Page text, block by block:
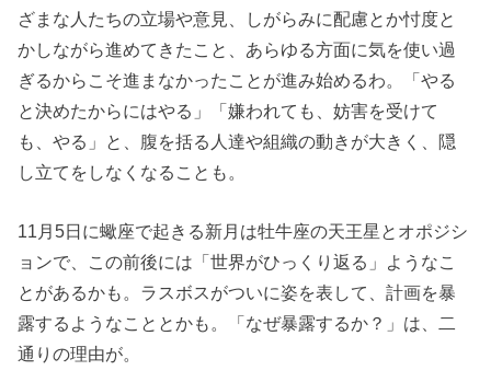
ざまな人たちの立場や意見、しがらみに配慮とか忖度と
かしながら進めてきたこと、あらゆる方面に気を使い過
ぎるからこそ進まなかったことが進み始めるわ。「やる
と決めたからにはやる」「嫌われても、妨害を受けて
も、やる」と、腹を括る人達や組織の動きが大きく、隠
し立てをしなくなることも。
11月5日に蠍座で起きる新月は牡牛座の天王星とオポジシ
ョンで、この前後には「世界がひっくり返る」ようなこ
とがあるかも。ラスボスがついに姿を表して、計画を暴
露するようなこととかも。「なぜ暴露するか？」は、二
通りの理由が。